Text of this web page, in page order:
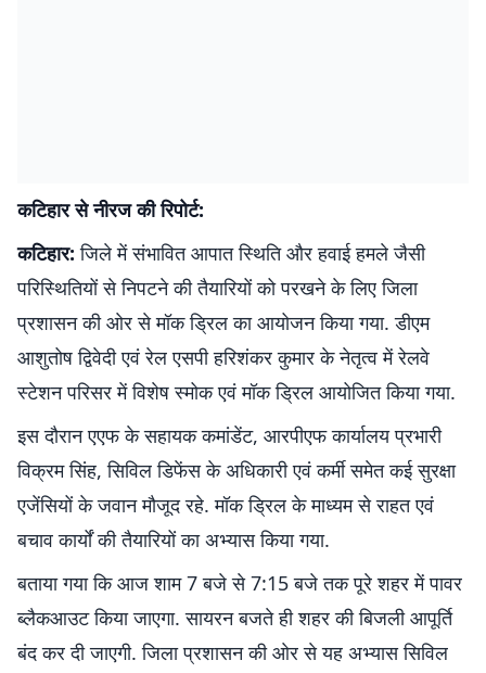
कटिहार से नीरज की रिपोर्ट:
कटिहार: जिले में संभावित आपात स्थिति और हवाई हमले जैसी
परिस्थितियों से निपटने की तैयारियों को परखने के लिए जिला
प्रशासन की ओर से मॉक ड्रिल का आयोजन किया गया. डीएम
आशुतोष द्विवेदी एवं रेल एसपी हरिशंकर कुमार के नेतृत्व में रेलवे
स्टेशन परिसर में विशेष स्मोक एवं मॉक ड्रिल आयोजित किया गया.
इस दौरान एएफ के सहायक कमांडेंट, आरपीएफ कार्यालय प्रभारी
विक्रम सिंह, सिविल डिफेंस के अधिकारी एवं कर्मी समेत कई सुरक्षा
एजेंसियों के जवान मौजूद रहे. मॉक ड्रिल के माध्यम से राहत एवं
बचाव कार्यों की तैयारियों का अभ्यास किया गया.
बताया गया कि आज शाम 7 बजे से 7:15 बजे तक पूरे शहर में पावर
ब्लैकआउट किया जाएगा. सायरन बजते ही शहर की बिजली आपूर्ति
बंद कर दी जाएगी. जिला प्रशासन की ओर से यह अभ्यास सिविल